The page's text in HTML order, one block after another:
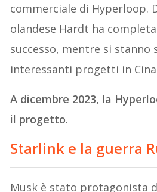
commerciale di Hyperloop.
olandese Hardt ha
successo, mentre si stanno
interessanti progetti in
A dicembre 2023, la
il progetto.
Starlink e la guerra
Musk è stato protagonista